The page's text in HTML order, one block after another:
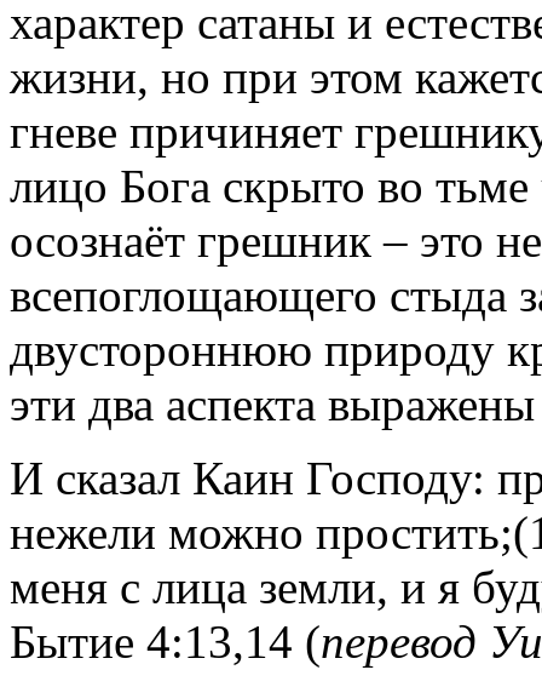
характер сатаны и
жизни, но при этом
гневе причиняет
лицо Бога скрыто во
осознаёт грешник – это
всепоглощающего стыда
двустороннюю природу
эти два аспекта
И сказал Каин Господу:
нежели можно
меня с лица земли, и я
Бытие 4:13,14 (перевод